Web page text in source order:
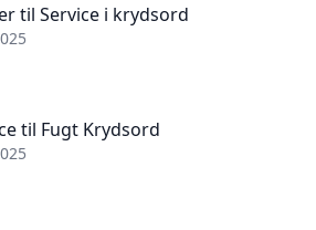
til Service i krydsord
til Fugt Krydsord